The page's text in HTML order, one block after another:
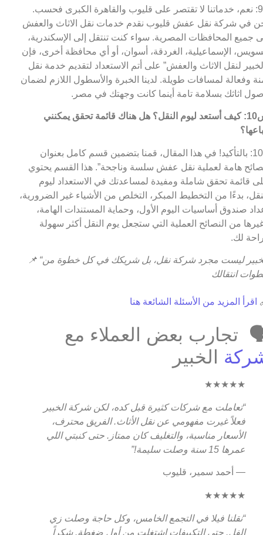
ج9: نعم، خدماتنا لا تقتصر على قليوب والقاهرة الكبرى فحسب.
في شركة نقل عفش قليوب نقدم خدمات نقل الاثاث والعفش
جميع المحافظات المصرية. سواء كنت تنتقل إلى الإسكندرية،
الإسماعيلية، الغردقة، أسوان، أو أي محافظة أخرى، فإن
لنقل الاثاث والعفش” على أتم الاستعداد لتقديم خدمة نقل
وفعالة لمسافات طويلة. لدينا الخبرة والأسطول اللازم لضمان
اثاثك بسلامة تامة أينما كانت وجهتك في مصر.
س10: كيف أستعد ليوم النقل؟ هل هناك قائمة تحقق يمكنني
ج10: بالتأكيد! في هذا المقال، قمنا بتضمين قسم كامل بعنوان
هامة لعملية نقل عفش سلسة وناجحة”. هذا القسم يحتوي
قائمة تحقق شاملة ومفيدة لمساعدتك في الاستعداد ليوم
بدءًا من التخطيط المبكر، التخلص من الأشياء غير الضرورية،
صندوق أساسيات اليوم الأول، وحماية المستندات الهامة،
من النصائح العملية التي ستجعل يوم النقل أكثر سهولة
لك.
📌 “الخبير ليست مجرد شركة نقل، بل شريكك في كل خطوة من
انتقالك
اقرأ المزيد من الأسئلة الشائعة هنا
تجارب بعض العملاء مع
الخبير
★★★★★
“تعاملت مع شركات كثيرة قبل كده، لكن شركة الخبير
فعلاً غيرت مفهومي عن نقل الأثاث. الفريق محترف،
الأسعار مناسبة، والتغليف كان ممتاز. حتى كنبتي اللي
عمرها 15 سنة وصلت سليمة!”
— أحمد سمير، قليوب
★★★★★
“نقلنا فيلا في التجمع الخامس، وكل حاجة وصلت زي
الفل. حتى التكييفات اشتغلت من أول ضغطة. شكراً